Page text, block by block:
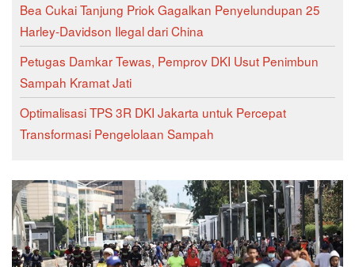
Bea Cukai Tanjung Priok Gagalkan Penyelundupan 25
Harley-Davidson Ilegal dari China
Petugas Damkar Tewas, Pemprov DKI Usut Penimbun
Sampah Kramat Jati
Optimalisasi TPS 3R DKI Jakarta untuk Percepat
Transformasi Pengelolaan Sampah